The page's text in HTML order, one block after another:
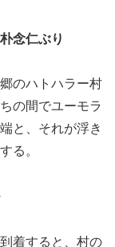
念仁ぶり
のハトハラー村
の間でユーモラ
と、それが浮き
る。
着すると、村の